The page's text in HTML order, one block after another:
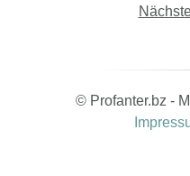
© Profanter.bz -